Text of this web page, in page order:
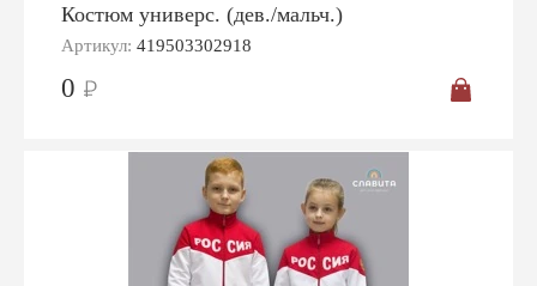
Костюм универс. (дев./мальч.)
Артикул: 419503302918
0